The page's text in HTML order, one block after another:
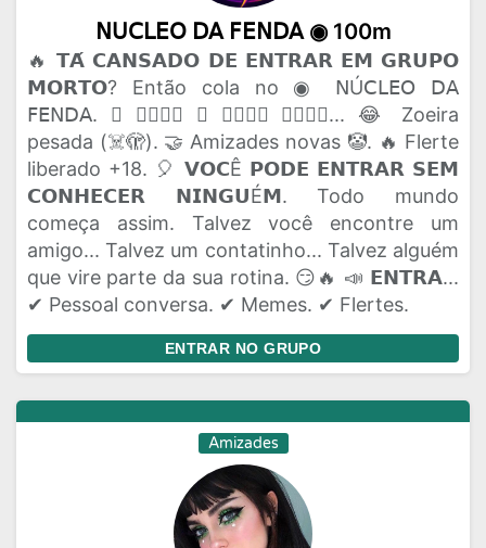
𝖭𝖴𝖢𝖫𝖤𝖮 𝖣𝖠 𝖥𝖤𝖭𝖣𝖠 ◉ 100m
🔥 𝗧𝗔́ 𝗖𝗔𝗡𝗦𝗔𝗗𝗢 𝗗𝗘 𝗘𝗡𝗧𝗥𝗔𝗥 𝗘𝗠 𝗚𝗥𝗨𝗣𝗢
𝗠𝗢𝗥𝗧𝗢? Então cola no ◉ 𝖭Ú𝖢𝖫𝖤𝖮 𝖣𝖠
𝖥𝖤𝖭𝖣𝖠. 🫟 𝗔𝗤𝗨𝗜 𝗢 𝗣𝗔𝗣𝗢 𝗙𝗟𝗨𝗜... 😂 Zoeira
pesada (☠️🫣). 🤝 Amizades novas 🤡. 🔥 Flerte
liberado +18. 🎈 𝗩𝗢𝗖Ê 𝗣𝗢𝗗𝗘 𝗘𝗡𝗧𝗥𝗔𝗥 𝗦𝗘𝗠
𝗖𝗢𝗡𝗛𝗘𝗖𝗘𝗥 𝗡𝗜𝗡𝗚𝗨É𝗠. Todo mundo
começa assim. Talvez você encontre um
amigo... Talvez um contatinho... Talvez alguém
que vire parte da sua rotina. 😏🔥 📣 𝗘𝗡𝗧𝗥𝗔...
✔ Pessoal conversa. ✔ Memes. ✔ Flertes.
ENTRAR NO GRUPO
Amizades